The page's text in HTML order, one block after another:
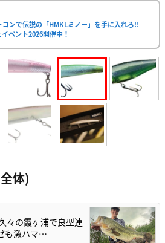
コンで伝説の「HMKLミノー」を手に入れろ!!
ベント2026開催中！
体)
々の霞ヶ浦で良型連
も激ハマ…